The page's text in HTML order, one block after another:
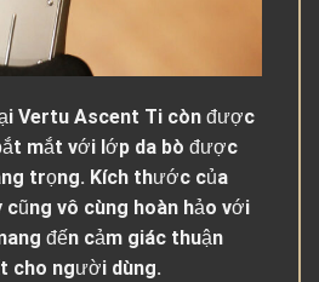
Vertu Ascent Ti còn được
mắt với lớp da bò được
trọng. Kích thước của
cũng vô cùng hoàn hảo với
đến cảm giác thuận
cho người dùng.